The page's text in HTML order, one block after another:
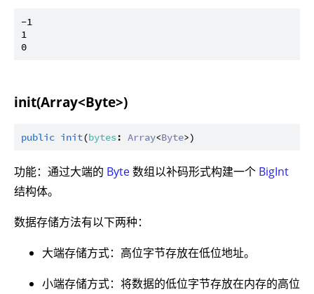
-1
1
init(Array<Byte>)
public init(bytes: Array<Byte
功能：通过大端的 Byte数组以补码形式构建一个 BigInt
结构体。
数据存储方法有以下两种：
大端存储方式：高位字节存放在低位地址。
小端存储方式：将数据的低位字节存放在内存的高位